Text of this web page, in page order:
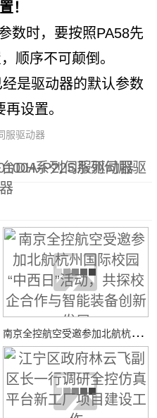
！
数时，要按照PA58先
顺序不可颠倒。
是驱动器的默认参数
设置。
服驱动器
P22S系列伺服驱
DH系列伺服驱动器
南
京全控航空受邀参加北航杭州国际校园“中西日”活动，共探校企合作与智能装备创新发展